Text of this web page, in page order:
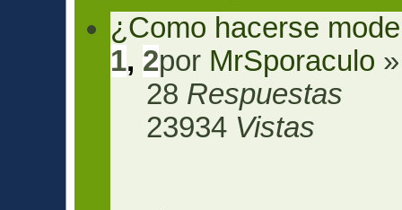
¿Como hacerse
1, 2por MrSporaculo
28 Respuestas
23934 Vistas